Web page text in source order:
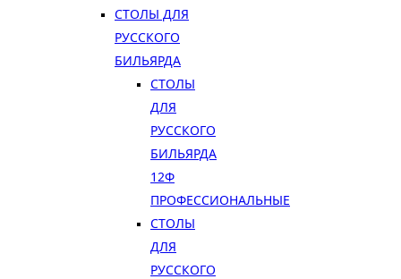
СТОЛЫ ДЛЯ
РУССКОГО
БИЛЬЯРДА
СТОЛЫ
ДЛЯ
РУССКОГО
БИЛЬЯРДА
12Ф
ПРОФЕССИОНАЛЬНЫЕ
СТОЛЫ
ДЛЯ
РУССКОГО